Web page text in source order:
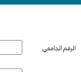
الرقم الجامعي